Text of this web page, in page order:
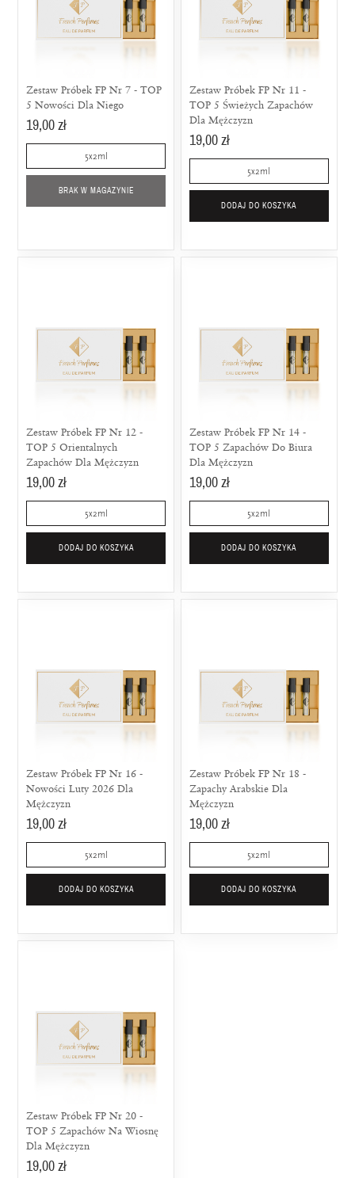
Zestaw Próbek FP Nr 7 - TOP
5 Nowości Dla Niego
19,00 zł
5x2ml
BRAK W MAGAZYNIE
Zestaw Próbek FP Nr 11 -
TOP 5 Świeżych Zapachów
Dla Mężczyzn
19,00 zł
5x2ml
DODAJ DO KOSZYKA
Zestaw Próbek FP Nr 12 -
TOP 5 Orientalnych
Zapachów Dla Mężczyzn
19,00 zł
5x2ml
DODAJ DO KOSZYKA
Zestaw Próbek FP Nr 14 -
TOP 5 Zapachów Do Biura
Dla Mężczyzn
19,00 zł
5x2ml
DODAJ DO KOSZYKA
Zestaw Próbek FP Nr 16 -
Nowości Luty 2026 Dla
Mężczyzn
19,00 zł
5x2ml
DODAJ DO KOSZYKA
Zestaw Próbek FP Nr 18 -
Zapachy Arabskie Dla
Mężczyzn
19,00 zł
5x2ml
DODAJ DO KOSZYKA
Zestaw Próbek FP Nr 20 -
TOP 5 Zapachów Na Wiosnę
Dla Mężczyzn
19,00 zł